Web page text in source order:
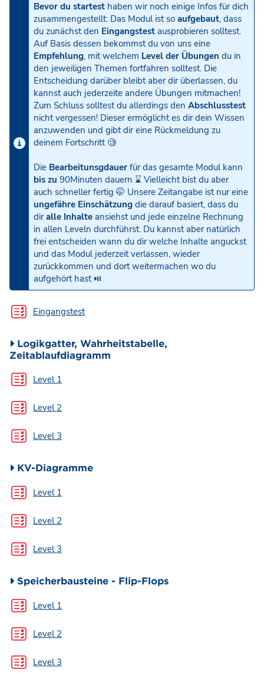
Bevor du startest haben wir noch einige Infos für dich
zusammengestellt: Das Modul ist so aufgebaut, dass
du zunächst den Eingangstest ausprobieren solltest.
Auf Basis dessen bekommst du von uns eine
Empfehlung, mit welchem Level der Übungen du in
den jeweiligen Themen fortfahren solltest. Die
Entscheidung darüber bleibt aber dir überlassen, du
kannst auch jederzeite andere Übungen mitmachen!
Zum Schluss solltest du allerdings den Abschlusstest
nicht vergessen! Dieser ermöglicht es dir dein Wissen
anzuwenden und gibt dir eine Rückmeldung zu
deinem Fortschritt 🧐
Die Bearbeitunsgdauer für das gesamte Modul kann
bis zu 90Minuten dauern ⌛️ Vielleicht bist du aber
auch schneller fertig 🤭 Unsere Zeitangabe ist nur eine
ungefähre Einschätzung die darauf basiert, dass du
diralle Inhalte ansiehst und jede einzelne Rechnung
in allen Leveln durchführst. Du kannst aber natürlich
frei entscheiden wann du dir welche Inhalte anguckst
und das Modul jederzeit verlassen, wieder
zurückkommen und dort weitermachen wo du
aufgehört hast ⏯
Eingangstest
Logikgatter, Wahrheitstabelle,
Zeitablaufdiagramm
Level 1
Level 2
Level 3
KV-Diagramme
Level 1
Level 2
Level 3
Speicherbausteine - Flip-Flops
Level 1
Level 2
Level 3